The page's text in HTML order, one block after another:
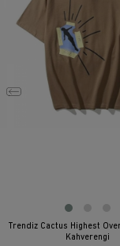
Trendiz Cactus Highest
Kahverengi